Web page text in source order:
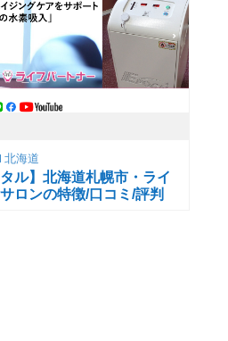
北海道
ル】北海道札幌市・ライ
ロンの特徴/口コミ/評判